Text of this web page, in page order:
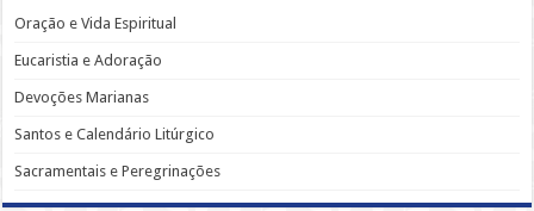
Oração e Vida Espiritual
Eucaristia e Adoração
Devoções Marianas
Santos e Calendário Litúrgico
Sacramentais e Peregrinações